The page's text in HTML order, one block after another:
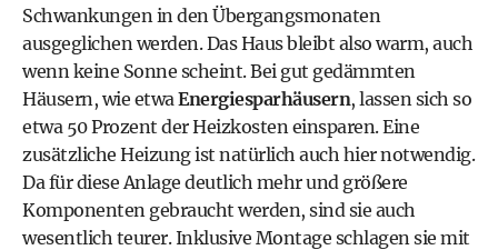
Schwankungen in den Übergangsmonaten
ausgeglichen werden. Das Haus bleibt also warm, auch
wenn keine Sonne scheint. Bei gut gedämmten
Häusern, wie etwaEnergiesparhäusern, lassen sich so
etwa 50 Prozent der Heizkosten einsparen. Eine
zusätzliche Heizung ist natürlich auch hier notwendig.
Da für diese Anlage deutlich mehr und größere
Komponenten gebraucht werden, sind sie auch
wesentlich teurer. Inklusive Montage schlagen sie mit